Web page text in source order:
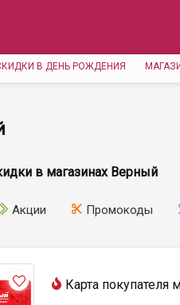
В ДЕНЬ РОЖДЕНИЯ
в магазинах Верный
Акции Промокоды
Карта покупателя